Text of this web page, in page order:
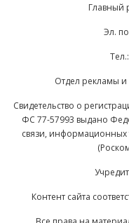
Главный
Эл.
Отдел рекламы и
Свидетельство о
ФС 77-57993 выдано
связи, информационных
Контент сайта